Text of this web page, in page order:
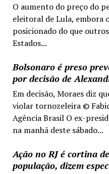
O aumento do preço do
eleitoral de Lula, embora
posicionado do que
Estados...
Bolsonaro é preso
por decisão de
Em decisão, Moraes diz
violar tornozeleira ©
Agência Brasil O ex-
na manhã deste sábado...
Ação no RJ é cortina
população, dizem